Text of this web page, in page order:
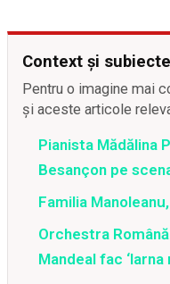
Context și
Pentru o imagine mai
și aceste articole
Pianista Mădălina
Besançon pe
Familia
Orchestra
Mandeal fac